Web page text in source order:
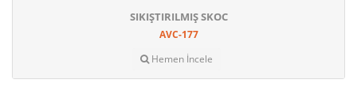
SIKIŞTIRILMIŞ SKOC
AVC-177
Hemen İncele